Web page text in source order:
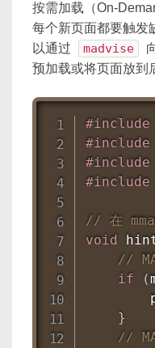
按需加载（On-
每个新页面都要触发
以通过
madvise
预加载或将页面放到
#include
#include
#include
#include
// 在
void
//
if
(
}
//